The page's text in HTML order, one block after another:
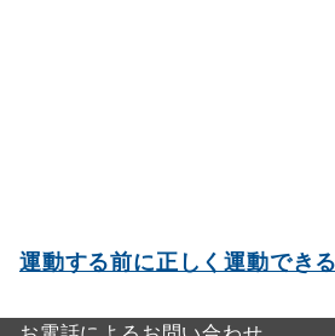
運動する前に正しく運動でき